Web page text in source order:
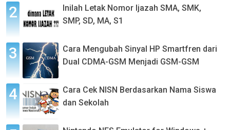
Inilah Letak Nomor Ijazah SMA, SMK,
SMP, SD, MA, S1
Cara Mengubah Sinyal HP Smartfren dari
Dual CDMA-GSM Menjadi GSM-GSM
Cara Cek NISN Berdasarkan Nama Siswa
dan Sekolah